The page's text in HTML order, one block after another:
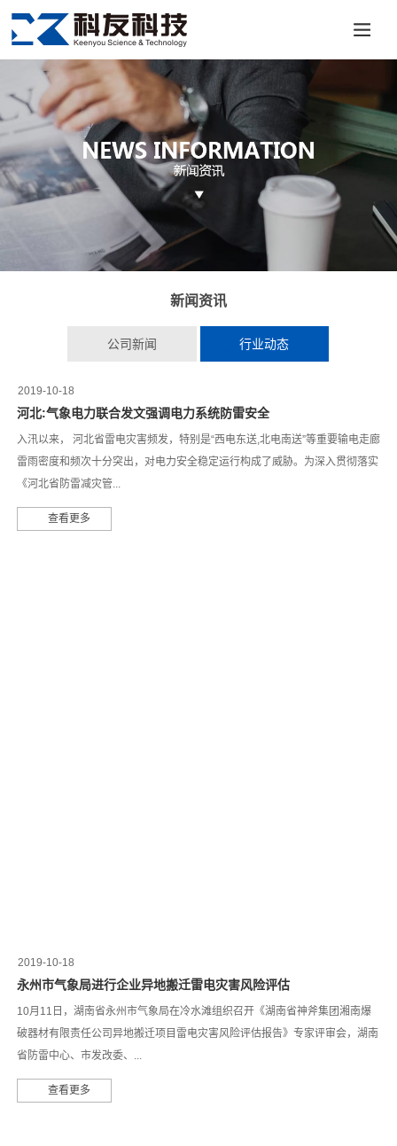
新闻资讯
公司新闻 行业动态
2019-10-18
河北:气象电力联合发文强调电力系统防雷安全
入汛以来， 河北省雷电灾害频发，特别是“西电东送,北电南送”等重要输电走廊
雷雨密度和频次十分突出，对电力安全稳定运行构成了威胁。为深入贯彻落实
《河北省防雷减灾管...
查看更多
2019-10-18
永州市气象局进行企业异地搬迁雷电灾害风险评估
10月11日，湖南省永州市气象局在冷水滩组织召开《湖南省神斧集团湘南爆
破器材有限责任公司异地搬迁项目雷电灾害风险评估报告》专家评审会，湖南
省防雷中心、市发改委、...
查看更多